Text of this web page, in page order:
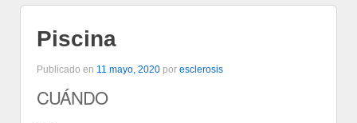
Piscina
Publicado en 11 mayo, 2020 por esclerosis
CUÁNDO